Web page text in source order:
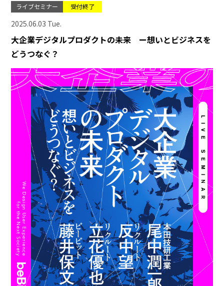
ライブセミナー 受付終了
2025.06.03 Tue.
大企業デジタルプロダクトの未来 ー想いとビジネスを
どうつなぐ？